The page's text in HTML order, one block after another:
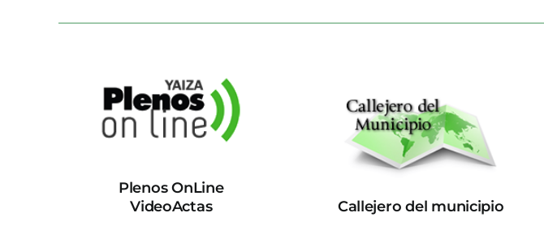
Plenos OnLine
VideoActas
Callejero del municipio